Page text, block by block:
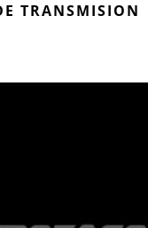
TRANSMISION